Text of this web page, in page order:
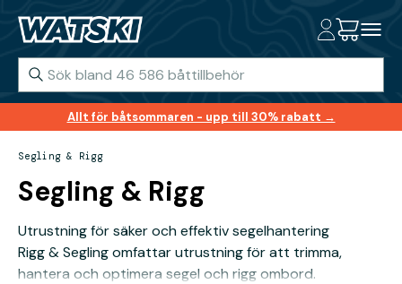
Allt för båtsommaren - upp till 30% rabatt →
Segling & Rigg
Segling & Rigg
Utrustning för säker och effektiv segelhantering
Rigg & Segling omfattar utrustning för att trimma,
hantera och optimera segel och rigg ombord.